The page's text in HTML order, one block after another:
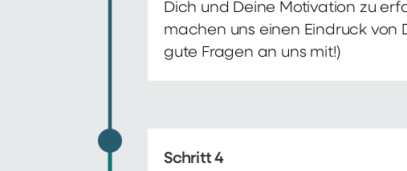
Dich und Deine Motivation zu
machen uns einen Eindruck von
gute Fragen an uns mit!)
Schritt 4